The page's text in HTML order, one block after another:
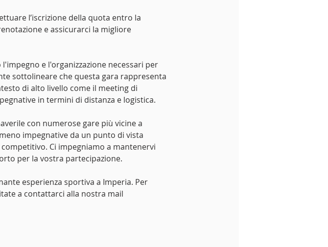
l’iscrizione della quota entro la
e assicurarci la migliore
e l'organizzazione necessari per
sottolineare che questa gara rappresenta
di alto livello come il meeting di
in termini di distanza e logistica.
con numerose gare più vicine a
impegnative da un punto di vista
Ci impegniamo a mantenervi
per la vostra partecipazione.
esperienza sportiva a Imperia. Per
a contattarci alla nostra mail